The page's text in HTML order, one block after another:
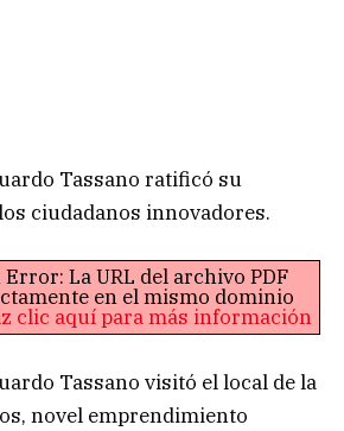
Tassano ratificó su
ciudadanos innovadores.
La URL del archivo PDF
en el mismo dominio
clic aquí para más información
Tassano visitó el local de la
novel emprendimiento